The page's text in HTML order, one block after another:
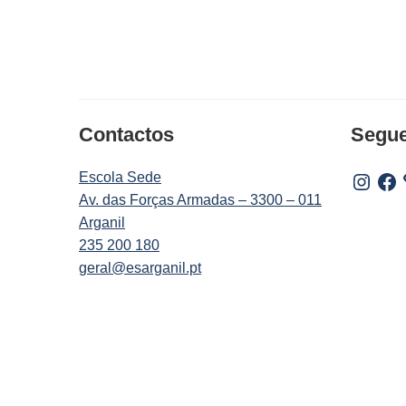
Contactos
Escola Sede
Av. das Forças Armadas – 3300 – 011
Arganil
235 200 180
geral@esarganil.pt